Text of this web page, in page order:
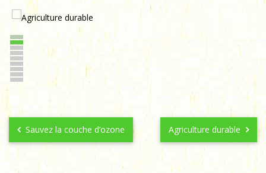
Sauvez la couche d’ozone Agriculture durable